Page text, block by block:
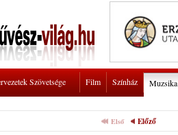
Szövetsége Film Színház Muzsika
Első Előző